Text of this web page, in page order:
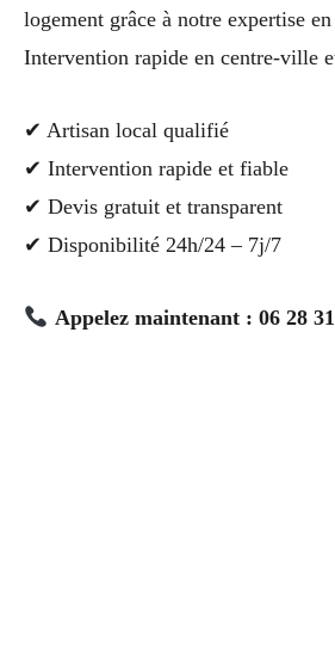
logement grâce à notre expertise
Intervention rapide en centre-ville
✔ Artisan local qualifié
✔ Intervention rapide et fiable
✔ Devis gratuit et transparent
✔ Disponibilité 24h/24 – 7j/7
Appelez maintenant : 06 28